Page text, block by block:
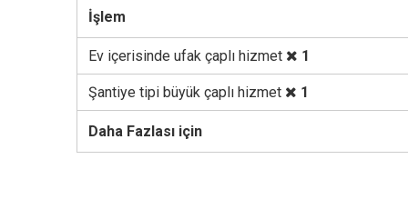
İşlem
Ev içerisinde ufak çaplı hizmet 1
Şantiye tipi büyük çaplı hizmet 1
Daha Fazlası için